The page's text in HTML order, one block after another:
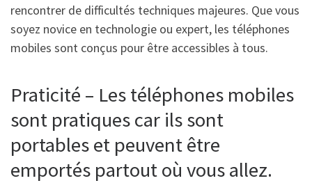
rencontrer de difficultés techniques majeures. Que vous
soyez novice en technologie ou expert, les téléphones
mobiles sont conçus pour être accessibles à tous.
Praticité – Les téléphones mobiles
sont pratiques car ils sont
portables et peuvent être
emportés partout où vous allez.